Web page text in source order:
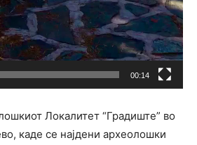
00:14
Локалитет “Градиште” во
каде се најдени археолошки